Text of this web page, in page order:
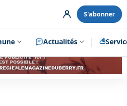
S'abonner
Actualités
Publicité